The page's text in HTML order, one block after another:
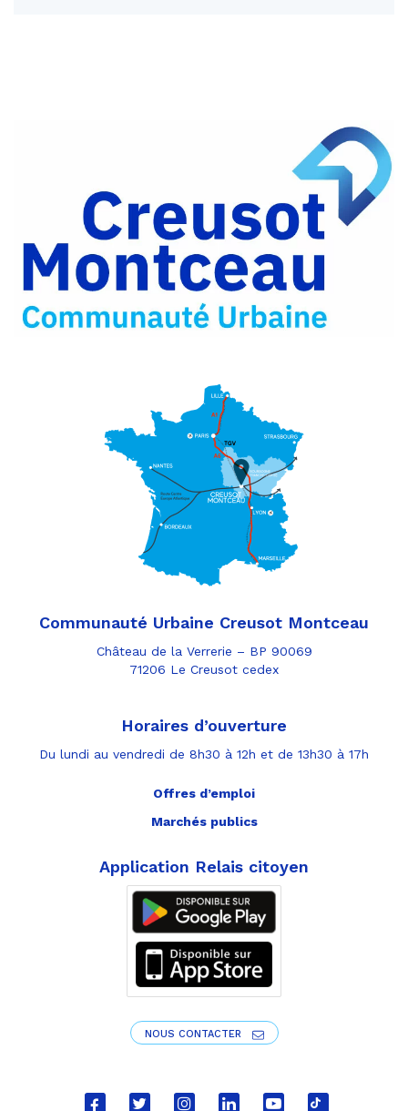
Facebook
Partager
Twitter
Partager
par
e-
mail
Communauté Urbaine Creusot Montceau
Château de la Verrerie – BP 90069
71206 Le Creusot cedex
Horaires d’ouverture
Du lundi au vendredi de 8h30 à 12h et de 13h30 à 17h
Offres d’emploi
Marchés publics
Application Relais citoyen
NOUS CONTACTER